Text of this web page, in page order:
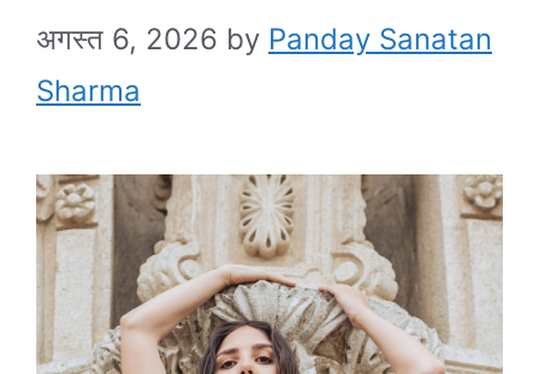
अगस्त 6, 2026 by Panday Sanatan
Sharma